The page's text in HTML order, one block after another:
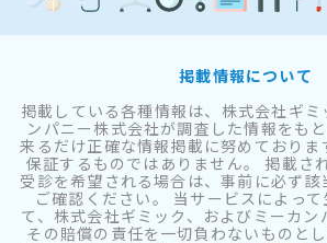
掲載情報について
掲載している各種情報は、株式会社ギミ
ンパニー株式会社が調査した情報をも
来るだけ正確な情報掲載に努めておりま
保証するものではありません。 掲載さ
受診を希望される場合は、事前に必ず
ご確認ください。 当サービスによっ
て、株式会社ギミック、およびミーカン
その賠償の責任を一切負わないものと